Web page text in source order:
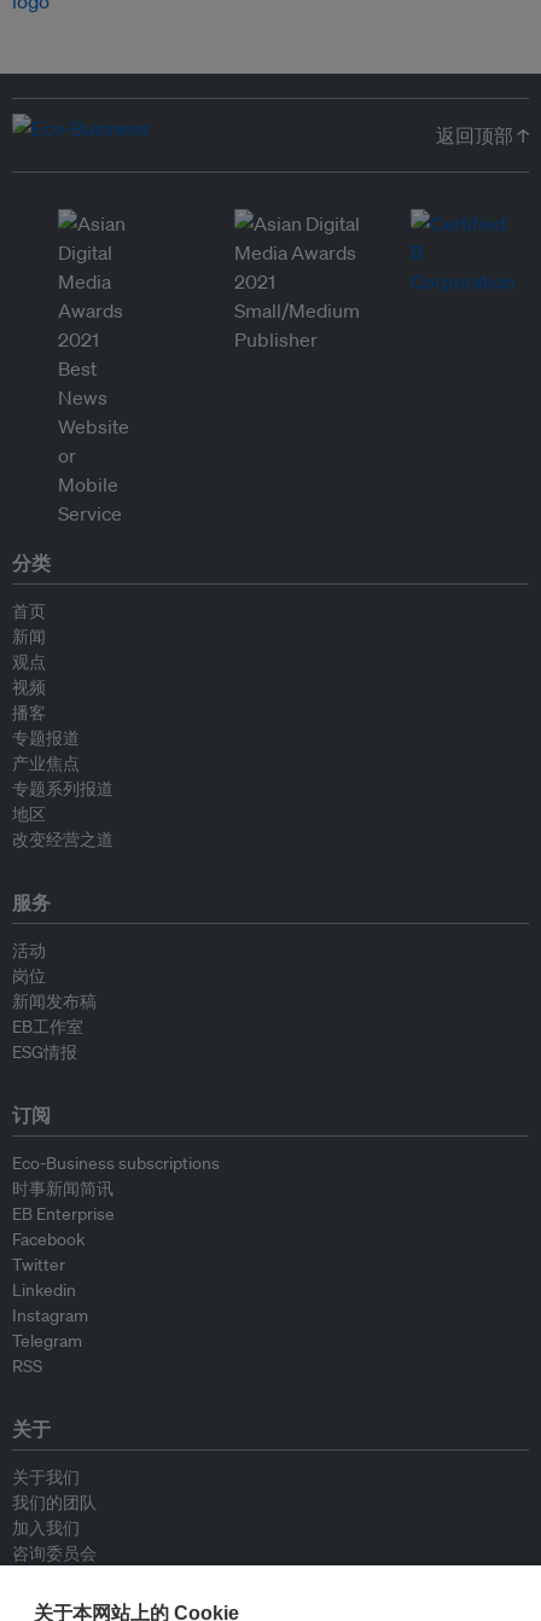
返回顶部 ↑
分类
首页
新闻
观点
视频
播客
专题报道
产业焦点
专题系列报道
地区
改变经营之道
服务
活动
岗位
新闻发布稿
EB工作室
ESG情报
订阅
Eco-Business subscriptions
时事新闻简讯
EB Enterprise
Facebook
Twitter
Linkedin
Instagram
Telegram
RSS
关于
关于我们
我们的团队
加入我们
咨询委员会
联系我们
关于本网站上的 Cookie